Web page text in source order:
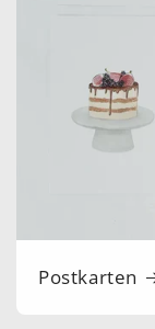
Postkarten